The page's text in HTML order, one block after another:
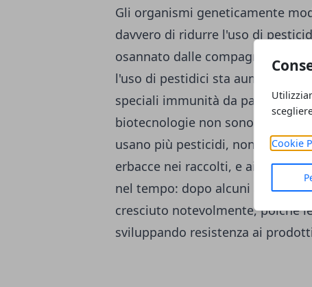
Cookie
Gli organismi geneticamente
davvero di ridurre l'uso di
osannato dalle compagnie
l'uso di pestidici sta aumentando
speciali immunità da parassiti
biotecnologie non sono più così
usano più pesticidi, non meno!
erbacce nei raccolti, e ai
nel tempo: dopo alcuni anni di
cresciuto notevolmente, poichè
sviluppando resistenza ai